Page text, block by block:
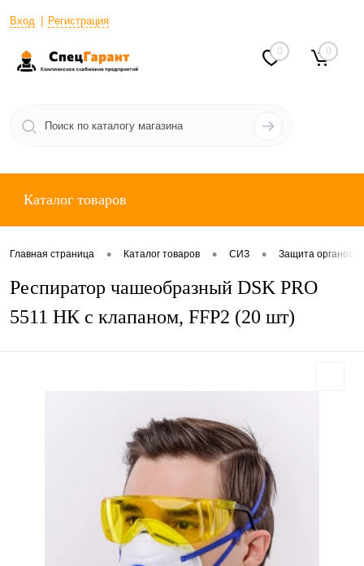
Вход Регистрация
0 0
Каталог товаров
Главная страница • Каталог товаров • СИЗ • Защита органов
Респиратор чашеобразный DSK PRO
5511 НК с клапаном, FFP2 (20 шт)